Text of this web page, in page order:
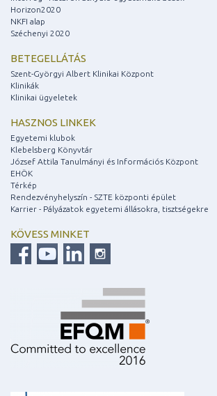
Horizon2020
NKFI alap
Széchenyi 2020
BETEGELLÁTÁS
Szent-Györgyi Albert Klinikai Központ
Klinikák
Klinikai ügyeletek
HASZNOS LINKEK
Egyetemi klubok
Klebelsberg Könyvtár
József Attila Tanulmányi és Információs Központ
EHÖK
Térkép
Rendezvényhelyszín - SZTE központi épület
Karrier - Pályázatok egyetemi állásokra, tisztségekre
KÖVESS MINKET